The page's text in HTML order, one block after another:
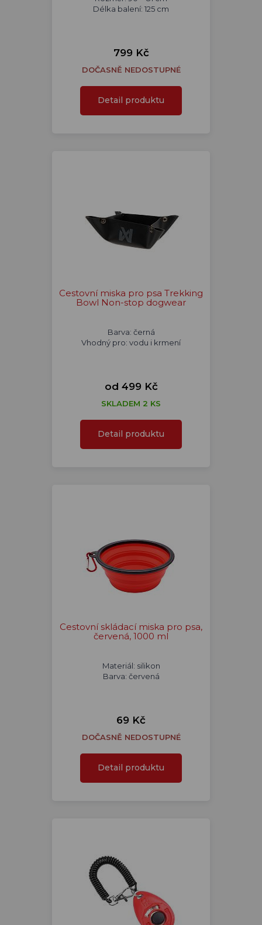
Délka balení: 125 cm
799 Kč
DOČASNĚ NEDOSTUPNÉ
Detail produktu
Cestovní miska pro psa Trekking
Bowl Non-stop dogwear
Barva: černá
Vhodný pro: vodu i krmení
od 499 Kč
SKLADEM 2 KS
Detail produktu
Cestovní skládací miska pro psa,
červená, 1000 ml
Materiál: silikon
Barva: červená
69 Kč
DOČASNĚ NEDOSTUPNÉ
Detail produktu